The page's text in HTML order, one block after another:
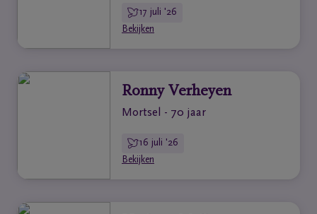
17 juli '26
Bekijken
Ronny Verheyen
Mortsel - 70 jaar
16 juli '26
Bekijken